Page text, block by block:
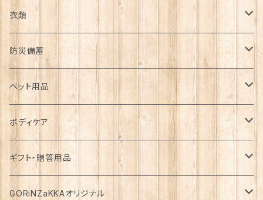
日用品雑貨
インテリア
カゴ・バスケット
エコバッグ
花瓶
鏡
服飾雑貨
帽子
アクセサリー
マフラー・ストール
ブランケット
キッチン雑貨
食器
お箸
カトラリー
ガーデン雑貨
ジョウロ
鉢
ステーショナリー
紙類
ミニチュア
衣類
アウター
コート
ダウン
ジャケット
パーカー・ウィンドブレーカー
トップス
長袖
半袖
五分丈、七分丈
ボトムス
スカート
キュロット
ワンピース・チュニック
ルームウェア・パジャマ
防災備蓄
防災用品
下着
食器・カトラリー
バッテリー
食料
パックご飯
お餅
飲料
水・炭酸水
ペーパー類
ペット用品
ドライフード
犬用
猫用
ウェットフード
無添加・手作り（犬用）
缶詰
ボディケア
基礎化粧品
化粧水
メイク用品
ギフト・贈答用品
食品・飲料
GORiNZaKKAオリジナル